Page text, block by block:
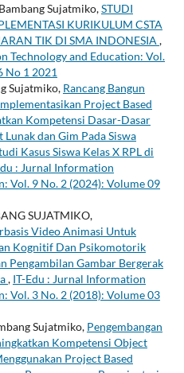
Sujatmiko,STUDI
KURIKULUM CSTA
TIK DI SMA INDONESIA ,
Technology and Education: Vol.
No 1 2021
Sujatmiko, Rancang Bangun
Project Based
Kompetensi Dasar-Dasar
dan Gim Pada Siswa
Kasus Siswa Kelas X RPL di
: Jurnal Information
Vol. 9 No. 2 (2024): Volume 09
SUJATMIKO,
Video Animasi Untuk
Kognitif Dan Psikomotorik
Pengambilan Gambar Bergerak
, IT-Edu : Jurnal Information
Vol. 3 No. 2 (2018): Volume 03
Sujatmiko, Pengembangan
Kompetensi Object
Project Based